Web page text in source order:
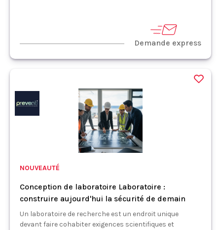
Demande express
NOUVEAUTÉ
Conception de laboratoire Laboratoire :
construire aujourd'hui la sécurité de demain
Un laboratoire de recherche est un endroit unique
devant faire cohabiter exigences scientifiques et